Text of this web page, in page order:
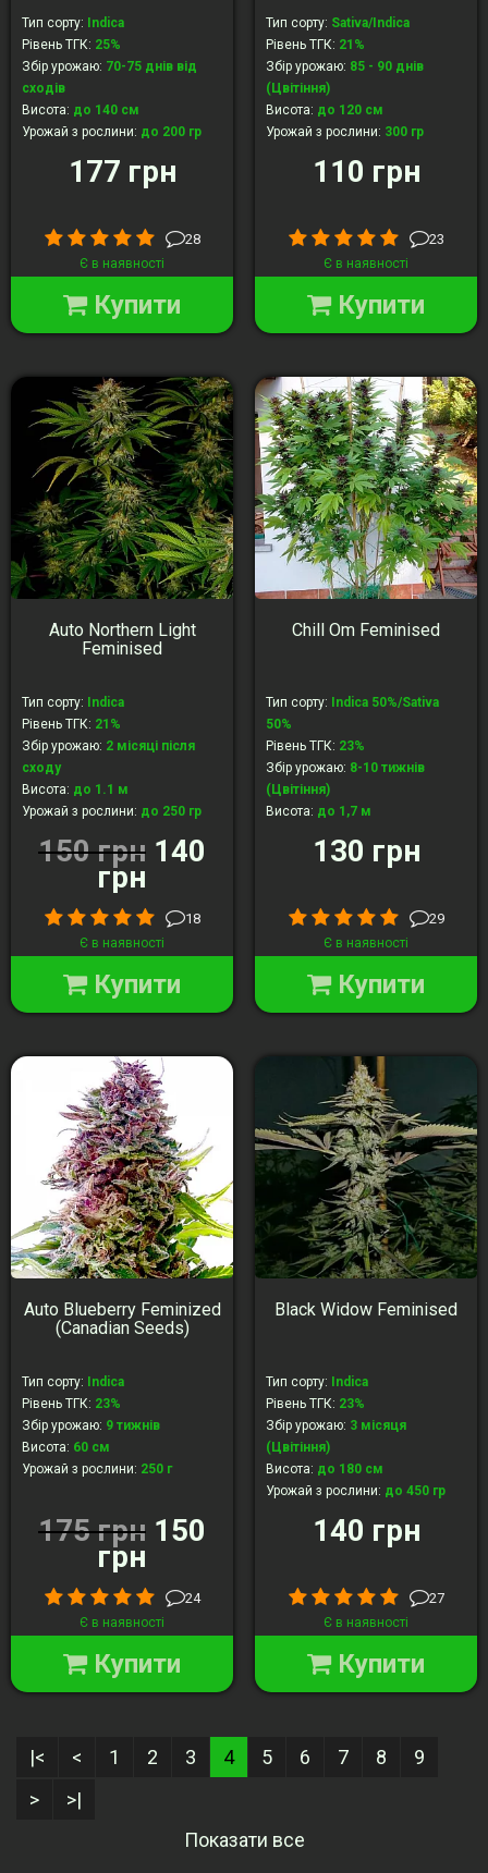
Тип сорту:
Indica
Рівень ТГК: 25%
Збір урожаю: 70-75 днів від
сходів
Висота: до 140 cм
Урожай з рослини: до 200 гр
177 грн
28
Є в наявності
Купити
Тип сорту: Sativa/Indica
Рівень ТГК: 21%
Збір урожаю: 85 - 90 днів
(Цвітіння)
Висота: до 120 см
Урожай з рослини: 300 гр
110 грн
23
Є в наявності
Купити
Auto Northern Light
Feminised
Тип сорту:
Indica
Рівень ТГК: 21%
Збір урожаю: 2 місяці після
сходу
Висота: до 1.1 м
Урожай з рослини: до 250 гр
150 грн 140
грн
18
Є в наявності
Купити
Chill Om Feminised
Тип сорту:
Indica 50%/Sativa
50%
Рівень ТГК: 23%
Збір урожаю: 8-10 тижнів
(Цвітіння)
Висота: до 1,7 м
130 грн
29
Є в наявності
Купити
Auto Blueberry Feminized
(Canadian Seeds)
Тип сорту:
Indica
Рівень ТГК: 23%
Збір урожаю: 9 тижнів
Висота: 60 см
Урожай з рослини: 250 г
175 грн 150
грн
24
Є в наявності
Купити
Black Widow Feminised
Тип сорту:
Indica
Рівень ТГК: 23%
Збір урожаю: 3 місяця
(Цвітіння)
Висота: до 180 см
Урожай з рослини: до 450 гр
140 грн
27
Є в наявності
Купити
|< < 1 2 3 4 5 6 7 8
9
>
>|
Показати все